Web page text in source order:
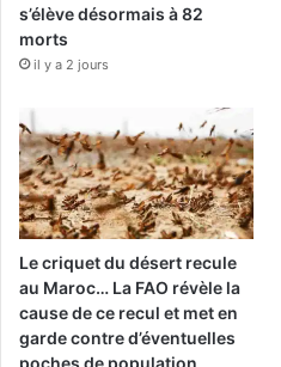
s’élève désormais à 82
morts
il y a 2 jours
Le criquet du désert recule
au Maroc… La FAO révèle la
cause de ce recul et met en
garde contre d’éventuelles